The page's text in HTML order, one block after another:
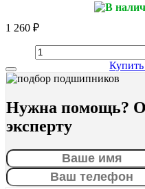
1 260 ₽
Нужна помощь?
эксперту